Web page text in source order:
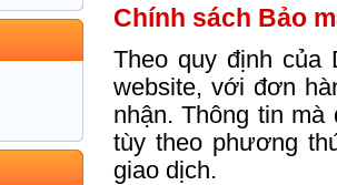
Chính sách Bảo
Theo quy định của
website, với đơn
nhận. Thông tin
tùy theo phương
giao dịch.